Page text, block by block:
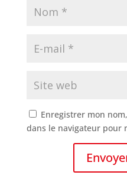
Enregistrer mon
dans le navigateur pour